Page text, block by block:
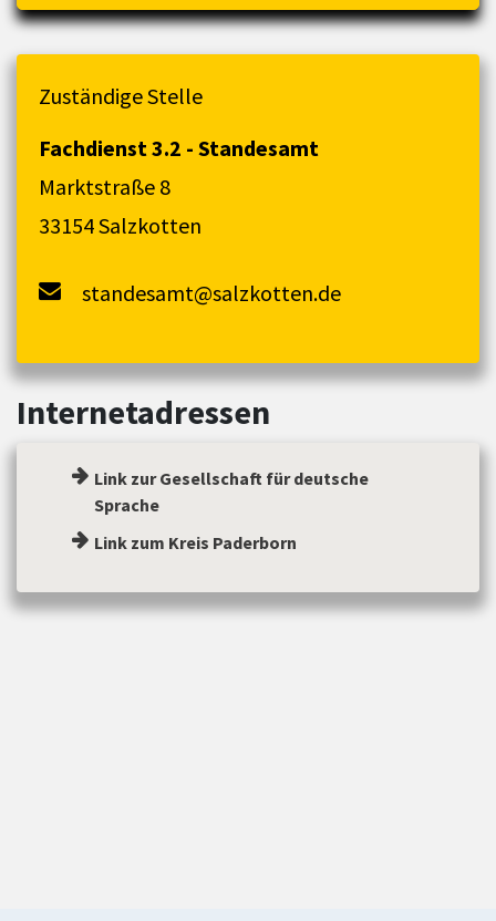
Zuständige Stelle
Fachdienst 3.2 - Standesamt
Marktstraße 8
33154 Salzkotten
standesamt@salzkotten.de
Internetadressen
Link zur Gesellschaft für deutsche
Sprache
Link zum Kreis Paderborn